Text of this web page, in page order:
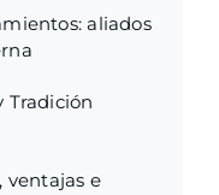
aliados
Tradición
ventajas e